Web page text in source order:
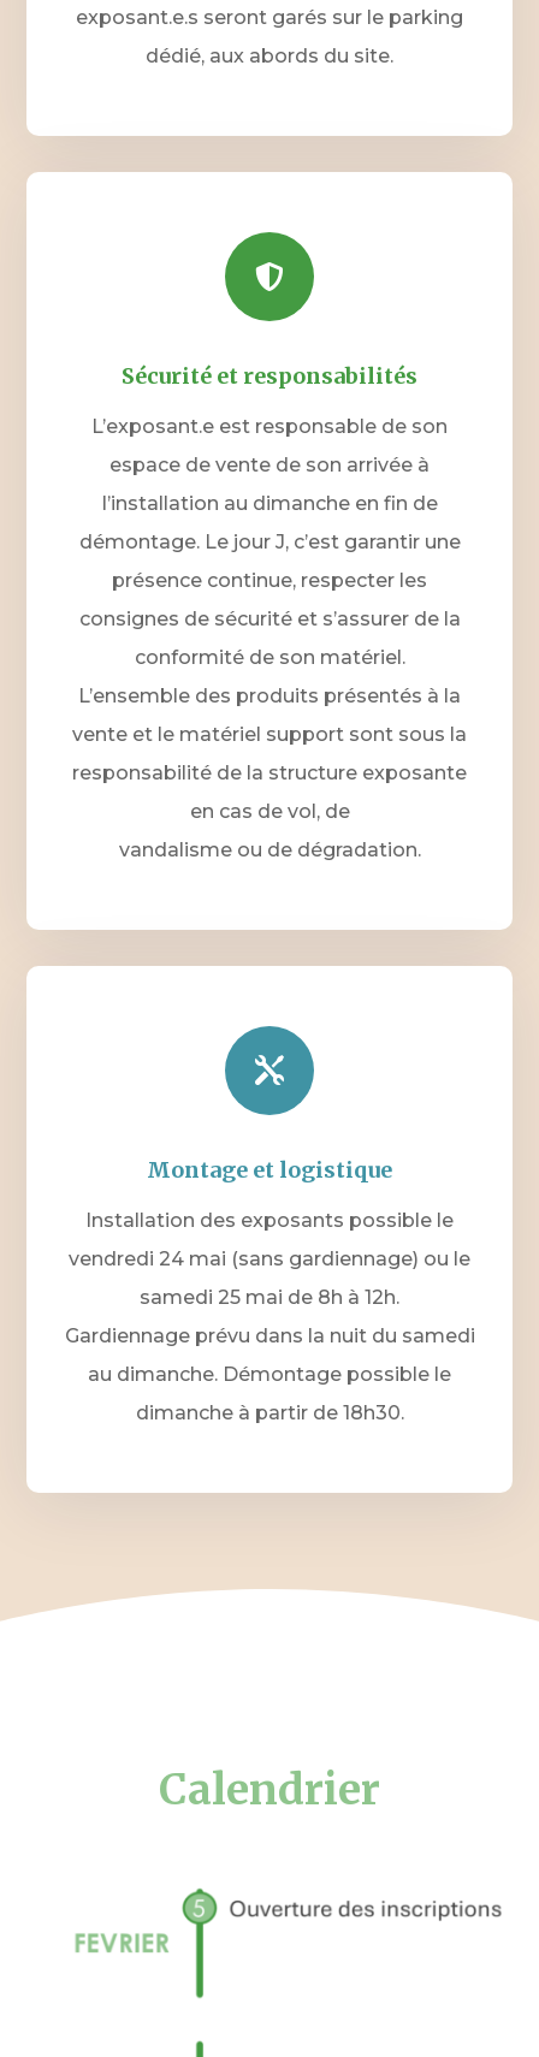
exposant.e.s seront garés sur le parking
dédié, aux abords du site.

Sécurité et responsabilités
L’exposant.e est responsable de son
espace de vente de son arrivée à
l’installation au dimanche en fin de
démontage. Le jour J, c’est garantir une
présence continue, respecter les
consignes de sécurité et s’assurer de la
conformité de son matériel.
L’ensemble des produits présentés à la
vente et le matériel support sont sous la
responsabilité de la structure exposante
en cas de vol, de
vandalisme ou de dégradation.

Montage et logistique
Installation des exposants possible le
vendredi 24 mai (sans gardiennage) ou le
samedi 25 mai de 8h à 12h.
Gardiennage prévu dans la nuit du samedi
au dimanche. Démontage possible le
dimanche à partir de 18h30.
Calendrier